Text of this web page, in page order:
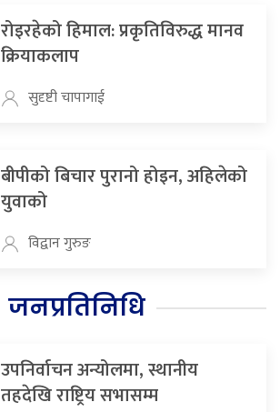
रोइरहेको हिमाल: प्रकृतिविरुद्ध मानव
क्रियाकलाप
सुदृष्टी चापागाई
बीपीको बिचार पुरानो होइन, अहिलेको
युवाको
विद्वान गुरुङ
जनप्रतिनिधि
उपनिर्वाचन अन्योलमा, स्थानीय
तहदेखि राष्ट्रिय सभासम्म